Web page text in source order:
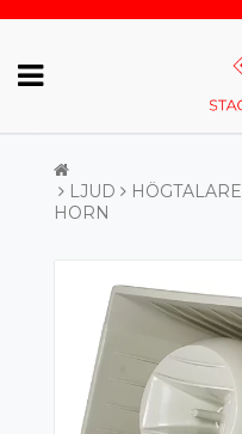
LJUD HÖGTALARE
HORN